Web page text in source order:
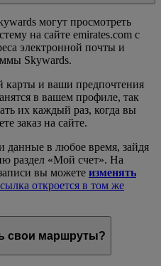
могут просмотреть
на сайте emirates.com с
электронной почты и
Skywards.
карты и ваши предпочтения
в вашем профиле, так
их каждый раз, когда вы
заказ на сайте.
данные в любое время, зайдя
раздел «Мой счет». На
вы можете изменять
откроется в том же
свои маршруты?